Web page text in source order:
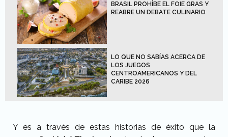
BRASIL PROHÍBE EL FOIE GRAS Y
REABRE UN DEBATE CULINARIO
LO QUE NO SABÍAS ACERCA DE
LOS JUEGOS
CENTROAMERICANOS Y DEL
CARIBE 2026
Y es a través de estas historias de éxito que la